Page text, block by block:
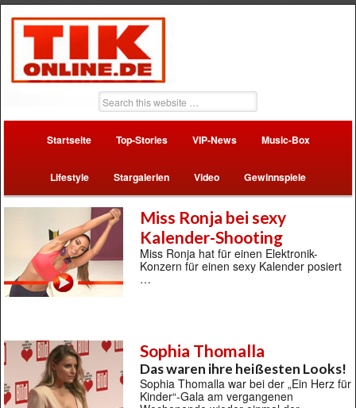
Startseite Top-Stories VIP-News Music-Box
Lifestyle Stargalerien Video Gewinnspiele
Miss Ronja bei sexy
Kalender-Shooting
Miss Ronja hat für einen Elektronik-
Konzern für einen sexy Kalender posiert
…
Sophia Thomalla
Das waren ihre heißesten Looks!
Sophia Thomalla war bei der „Ein Herz für
Kinder“-Gala am vergangenen